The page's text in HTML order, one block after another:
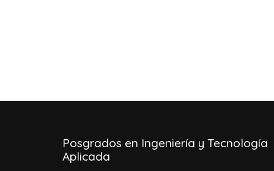
Posgrados en Ingeniería y Tecnología
Aplicada